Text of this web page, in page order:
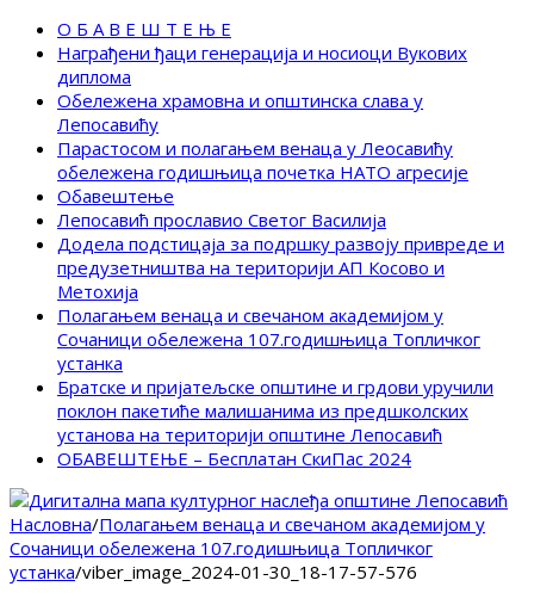
О Б А В Е Ш Т Е Њ Е
Награђени ђаци генерација и носиоци Вукових
диплома
Обележена храмовна и општинска слава у
Лепосавићу
Парастосом и полагањем венаца у Леосавићу
обележена годишњица почетка НАТО агресије
Обавештење
Лепосавић прославио Светог Василија
Додела подстицаја за подршку развоју привреде и
предузетништва на територији АП Косово и
Метохија
Полагањем венаца и свечаном академијом у
Сочаници обележена 107.годишњица Топличког
устанка
Братске и пријатељске општине и грдови уручили
поклон пакетиће малишанима из предшколских
установа на територији општине Лепосавић
ОБАВЕШТЕЊЕ – Бесплатан СкиПас 2024
Насловна/Полагањем венаца и свечаном академијом у
Сочаници обележена 107.годишњица Топличког
устанка/viber_image_2024-01-30_18-17-57-576